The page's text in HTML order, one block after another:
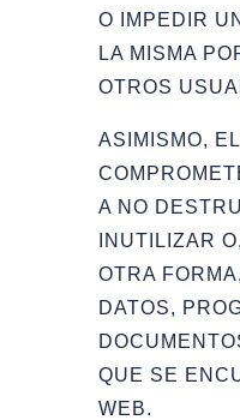
O IMPEDIR
LA MISMA
OTROS
ASIMISMO,
A NO
INUTILIZAR
OTRA
DATOS,
QUE SE
WEB.